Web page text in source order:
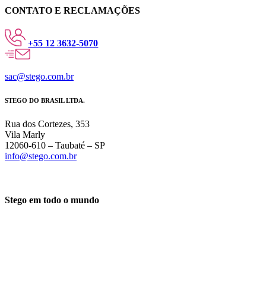
CONTATO E RECLAMAÇÕES
+55 12 3632-5070
sac@stego.com.br
STEGO DO BRASIL LTDA.
Rua dos Cortezes, 353
Vila Marly
12060-610 – Taubaté – SP
info@stego.com.br
Stego em todo o mundo